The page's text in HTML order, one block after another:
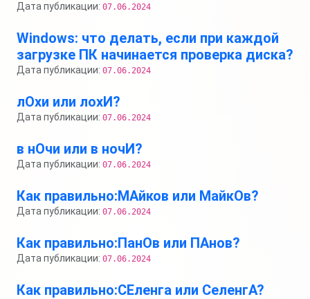
Дата публикации: 07.06.2024
Windows: что делать, если при каждой
загрузке ПК начинается проверка диска?
Дата публикации: 07.06.2024
лОхи или лохИ?
Дата публикации: 07.06.2024
в нОчи или в ночИ?
Дата публикации: 07.06.2024
Как правильно:МАйков или МайкОв?
Дата публикации: 07.06.2024
Как правильно:ПанОв или ПАнов?
Дата публикации: 07.06.2024
Как правильно:СЕленга или СеленгА?